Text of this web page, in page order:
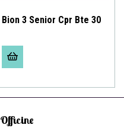
Bion 3 Senior Cpr Bte 30
Officine